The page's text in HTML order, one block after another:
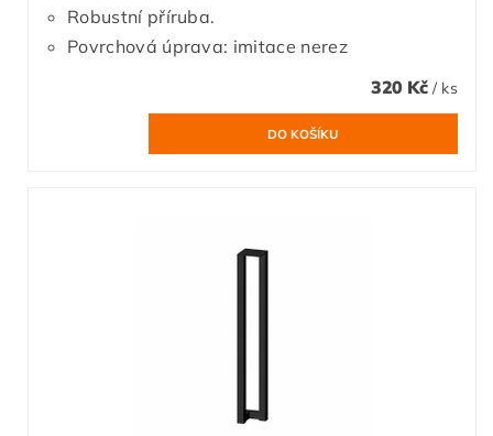
Robustní příruba.
Povrchová úprava: imitace nerez
320 Kč / ks